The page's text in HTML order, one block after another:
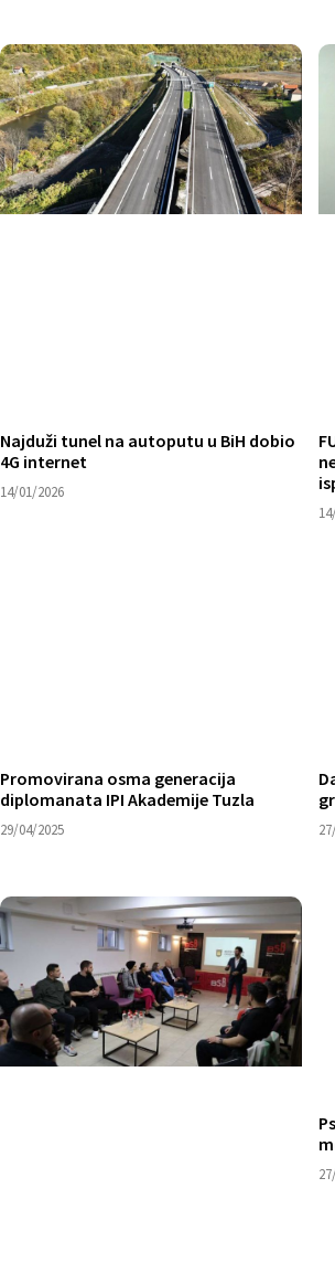
Najduži tunel na autoputu u BiH dobio
4G internet
14/01/2026
Promovirana osma generacija
diplomanata IPI Akademije Tuzla
29/04/2025